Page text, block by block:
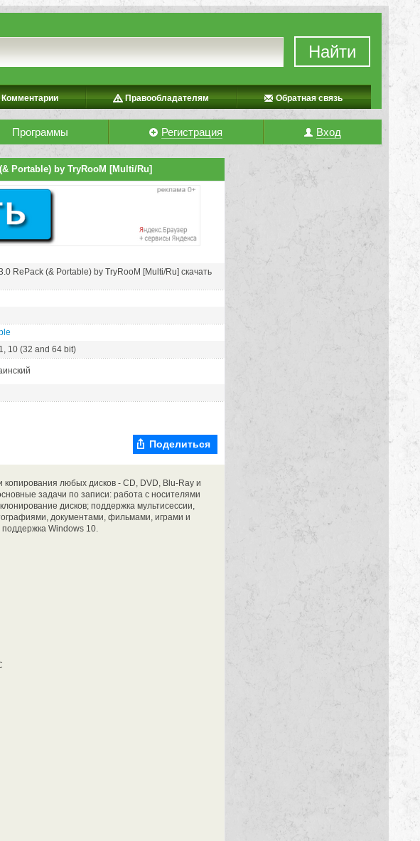
Найти
Комментарии Правообладателям Обратная связь
Программы Регистрация Вход
Portable) by TryRooM [Multi/Ru]
RePack (& Portable) by TryRooM [Multi/Ru] скачать
10 (32 and 64 bit)
Поделиться
любых дисков - CD, DVD, Blu-Ray и
задачи по записи: работа с носителями
дисков; поддержка мультисессии,
документами, фильмами, играми и
Windows 10.